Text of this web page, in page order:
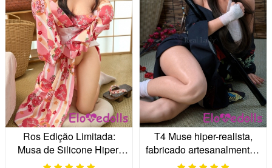
Ros Edição Limitada:
Musa de Silicone Hiper-
realista
T4 Muse hiper-realista,
fabricado artesanalmente -
Edição Limitada